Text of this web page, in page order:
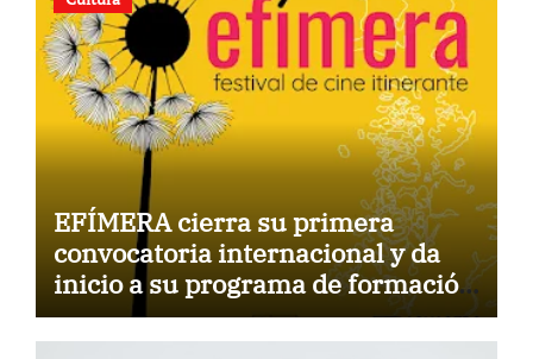
EFÍMERA cierra su primera
convocatoria internacional y da
inicio a su programa de formación
para la comunidad